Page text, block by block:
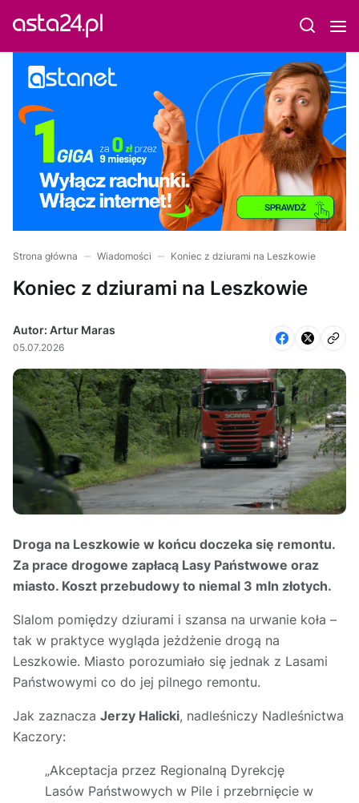
Strona główna Wiadomości Koniec z dziurami na Leszkowie
Koniec z dziurami na Leszkowie
Autor: Artur Maras
05.07.2026
Droga na Leszkowie w końcu doczeka się remontu.
Za prace drogowe zapłacą Lasy Państwowe oraz
miasto. Koszt przebudowy to niemal 3 mln złotych.
Slalom pomiędzy dziurami i szansa na urwanie koła –
tak w praktyce wygląda jeżdżenie drogą na
Leszkowie. Miasto porozumiało się jednak z Lasami
Państwowymi co do jej pilnego remontu.
Jak zaznacza Jerzy Halicki, nadleśniczy Nadleśnictwa
Kaczory:
„Akceptacja przez Regionalną Dyrekcję
Lasów Państwowych w Pile i przebrnięcie w